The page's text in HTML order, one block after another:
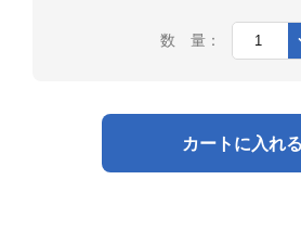
数 量：
カートに入れる